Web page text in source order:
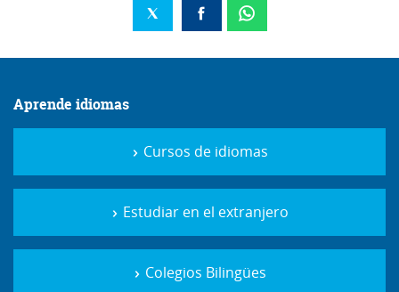
Aprende idiomas
Cursos de idiomas
Estudiar en el extranjero
Colegios Bilingües